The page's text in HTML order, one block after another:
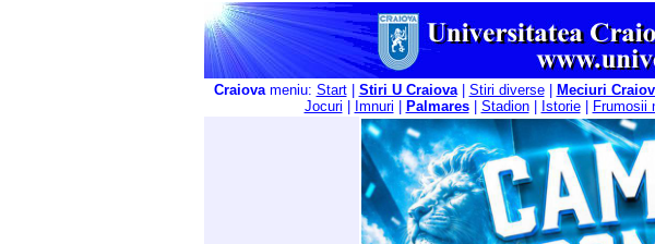
Craiovameniu: Start| Stiri U Craiova| Stiri diverse| Meciuri
Jocuri
Imnuri Palmares| Stadion| Istorie| Frumosii